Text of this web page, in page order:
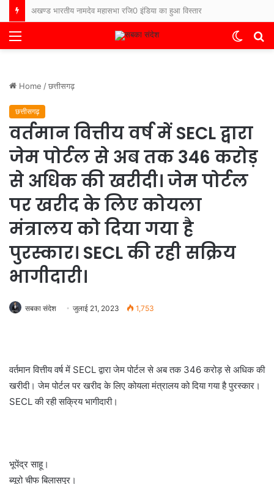
Menu
Switch
Home /छत्तीसगढ़
छत्तीसगढ़
वर्तमान वित्तीय वर्ष में SECL द्वारा
जेम पोर्टल से अब तक 346 करोड़
से अधिक की खरीदी। जेम पोर्टल
पर खरीद के लिए कोयला
मंत्रालय को दिया गया है
पुरस्कार। SECL की रही सक्रिय
भागीदारी।
सबका संदेश जुलाई 21, 2023 1,753
वर्तमान वित्तीय वर्ष में SECL द्वारा जेम पोर्टल से अब तक 346 करोड़ से अधिक की
खरीदी। जेम पोर्टल पर खरीद के लिए कोयला मंत्रालय को दिया गया है पुरस्कार।
SECL की रही सक्रिय भागीदारी।
भूपेंद्र साहू।
ब्यूरो चीफ बिलासपुर।